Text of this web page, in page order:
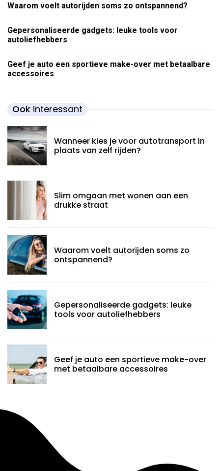
Waarom voelt autorijden soms zo ontspannend?
Gepersonaliseerde gadgets: leuke tools voor
autoliefhebbers
Geef je auto een sportieve make-over met betaalbare
accessoires
Ook interessant
Wanneer kies je voor autotransport in
plaats van zelf rijden?
Slim omgaan met wonen aan een
drukke straat
Waarom voelt autorijden soms zo
ontspannend?
Gepersonaliseerde gadgets: leuke
tools voor autoliefhebbers
Geef je auto een sportieve make-over
met betaalbare accessoires